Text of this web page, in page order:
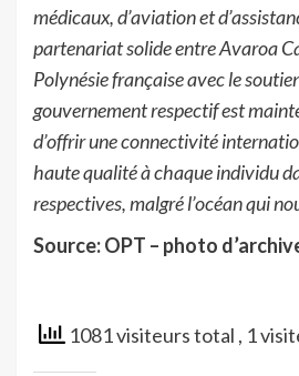
médicaux, d’aviation et
partenariat solide entre Avaroa
Polynésie française avec le
gouvernement respectif est
d’offrir une connectivité
haute qualité à chaque individu
respectives, malgré l’océan qui
Source: OPT – photo
1081 visiteurs total , 1